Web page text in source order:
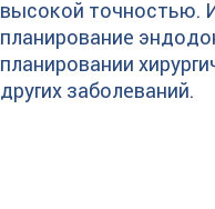
высокой точностью.
планирование
планировании
других заболеваний.